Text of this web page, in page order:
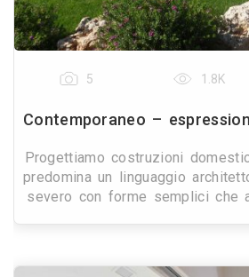
5 1.8K
Progettiamo costruzioni
predomina un linguaggio
severo con forme semplici che